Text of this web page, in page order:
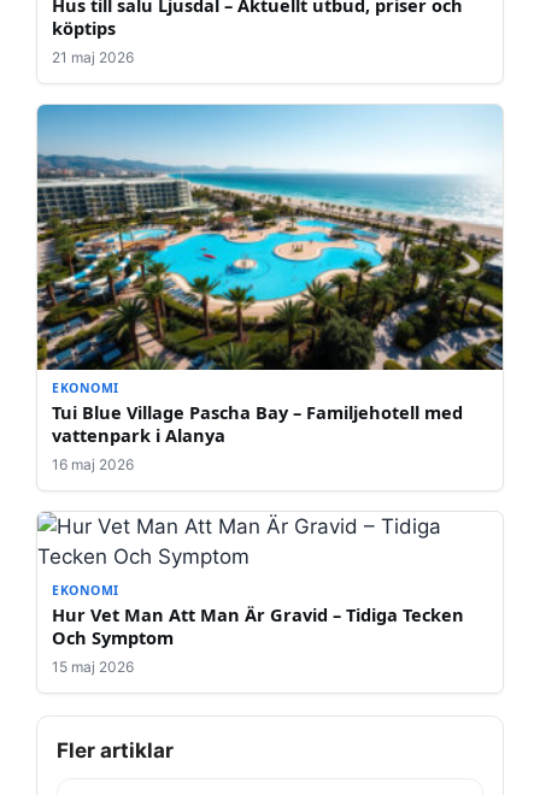
köptips
21 maj 2026
EKONOMI
Tui Blue Village Pascha Bay – Familjehotell med
vattenpark i Alanya
16 maj 2026
EKONOMI
Hur Vet Man Att Man Är Gravid – Tidiga Tecken
Och Symptom
15 maj 2026
Fler artiklar